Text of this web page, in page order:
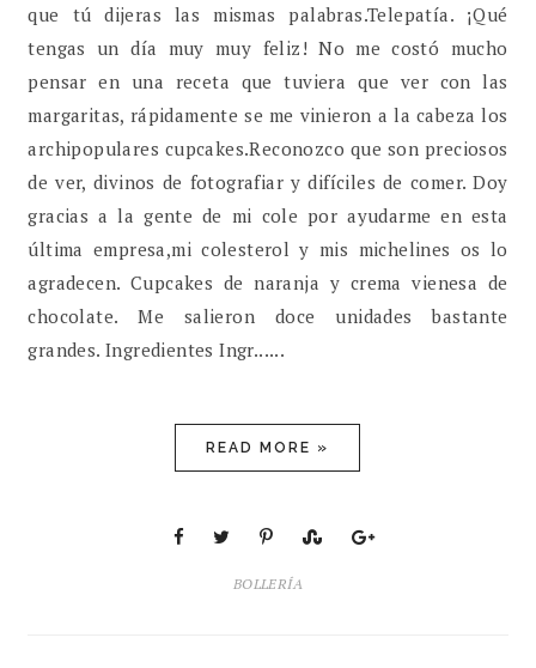
que tú dijeras las mismas palabras.Telepatía. ¡Qué
tengas un día muy muy feliz! No me costó mucho
pensar en una receta que tuviera que ver con las
margaritas, rápidamente se me vinieron a la cabeza los
archipopulares cupcakes.Reconozco que son preciosos
de ver, divinos de fotografiar y difíciles de comer. Doy
gracias a la gente de mi cole por ayudarme en esta
última empresa,mi colesterol y mis michelines os lo
agradecen. Cupcakes de naranja y crema vienesa de
chocolate. Me salieron doce unidades bastante
grandes. Ingredientes Ingr......
READ MORE »
BOLLERÍA